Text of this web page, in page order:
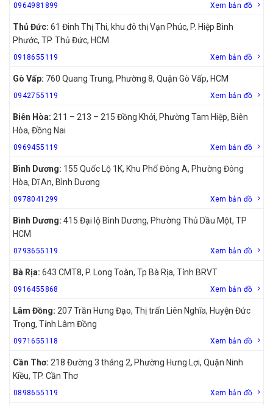
0964981899 Xem bản đồ
Thủ Đức: 61 Đinh Thị Thi, khu đô thị Vạn Phúc, P. Hiệp Bình
Phước, TP. Thủ Đức, HCM
0918655119 Xem bản đồ
Gò Vấp: 760 Quang Trung, Phường 8, Quận Gò Vấp, HCM
0942755119 Xem bản đồ
Biên Hòa: 211 – 213 – 215 Đồng Khởi, Phường Tam Hiệp, Biên
Hòa, Đồng Nai
0969455119 Xem bản đồ
Bình Dương: 155 Quốc Lộ 1K, Khu Phố Đông A, Phường Đông
Hòa, Dĩ An, Bình Dương
0978041299 Xem bản đồ
Bình Dương: 415 Đại lộ Bình Dương, Phường Thủ Dầu Một, TP
HCM
0793655119 Xem bản đồ
Bà Rịa: 643 CMT8, P. Long Toàn, Tp Bà Rịa, Tỉnh BRVT
0916455868 Xem bản đồ
Lâm Đồng: 207 Trần Hưng Đạo, Thị trấn Liên Nghĩa, Huyện Đức
Trọng, Tỉnh Lâm Đồng
0971655118 Xem bản đồ
Cần Thơ: 218 Đường 3 tháng 2, Phường Hưng Lợi, Quận Ninh
Kiều, TP. Cần Thơ
0898655119 Xem bản đồ